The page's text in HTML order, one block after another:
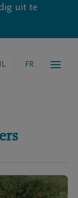
uit te
FR